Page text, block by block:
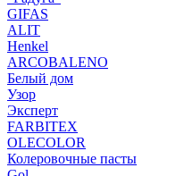
GIFAS
ALIT
Henkel
ARCOBALENO
Белый дом
Узор
Эксперт
FARBITEX
OLECOLOR
Колеровочные пасты